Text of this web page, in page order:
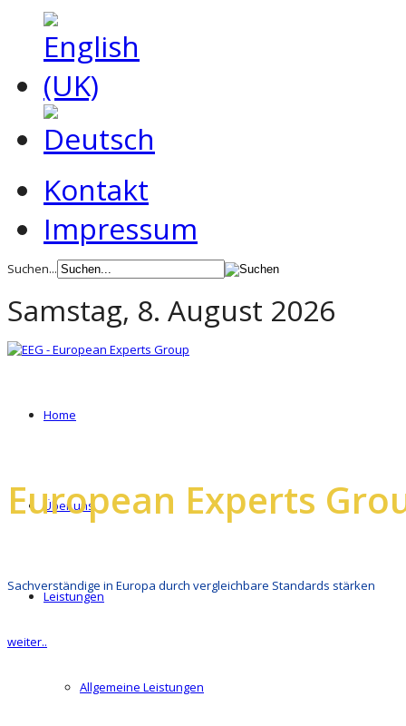
Kontakt
Impressum
Suchen...
Samstag, 8. August 2026
Home
Über uns
Leistungen
Allgemeine Leistungen
European Experts
Sachverständige in Europa durch vergleichbare Standards stärken
weiter..